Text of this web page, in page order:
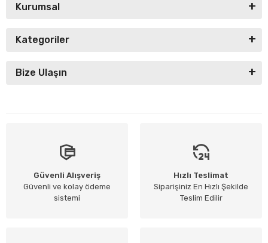
Kurumsal
Kategoriler
Bize Ulaşın
Güvenli Alışveriş
Güvenli ve kolay ödeme
sistemi
Hızlı Teslimat
Siparişiniz En Hızlı Şekilde
Teslim Edilir